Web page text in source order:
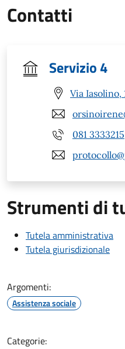
Contatti
Servizio 4
Via Iasolino,
081 3333215
Strumenti di
Tutela amministrativa
Tutela giurisdizionale
Argomenti:
Assistenza sociale
Categorie: